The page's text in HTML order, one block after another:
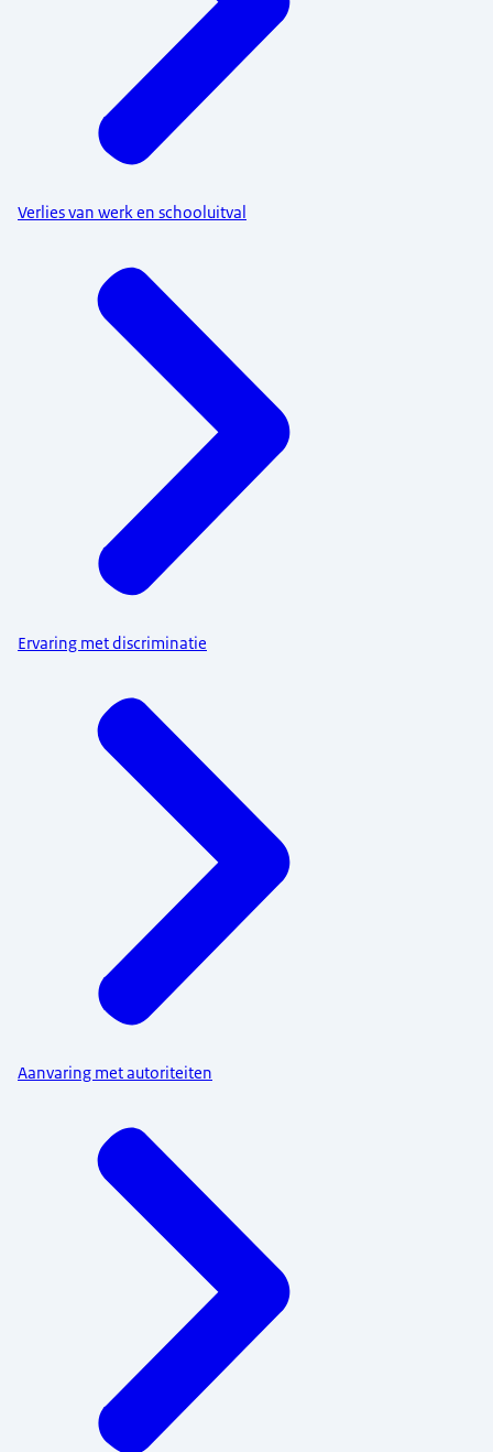
Verlies van werk en schooluitval
Ervaring met discriminatie
Aanvaring met autoriteiten